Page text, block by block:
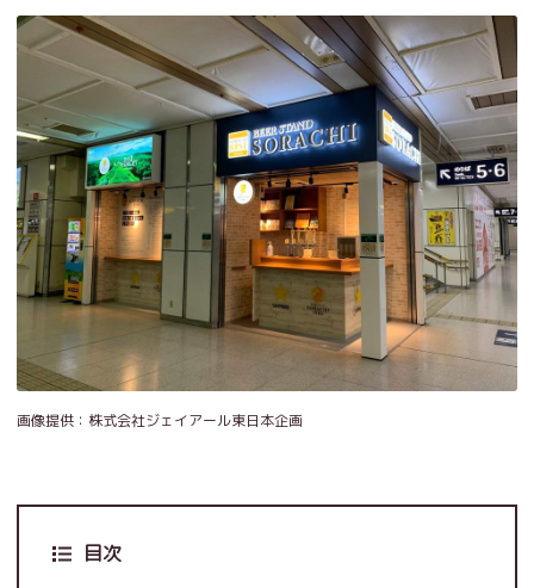
画像提供：株式会社ジェイアール東日本企画
目次